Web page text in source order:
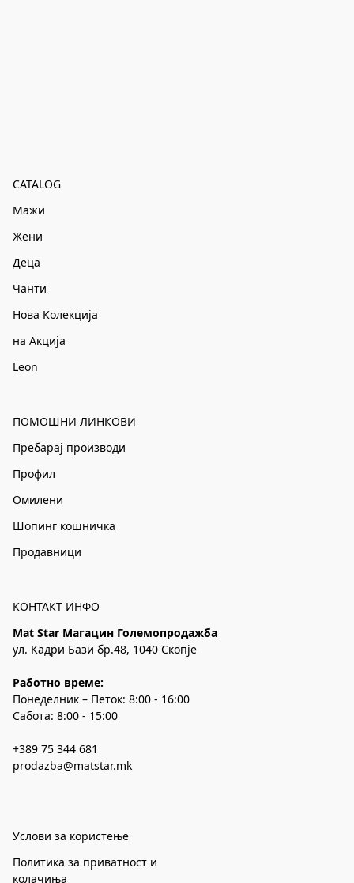
CATALOG
Мажи
Жени
Деца
Чанти
Нова Колекција
на Акција
Leon
ПОМОШНИ ЛИНКОВИ
Пребарај производи
Профил
Омилени
Шопинг кошничка
Продавници
КОНТАКТ ИНФО
Mat Star Магацин Големопродажба
ул. Кадри Бази бр.48, 1040 Скопје
Работно време:
Понеделник – Петок: 8:00 - 16:00
Сабота: 8:00 - 15:00
+389 75 344 681
prodazba@matstar.mk
Услови за користење
Политика за приватност и
колачиња